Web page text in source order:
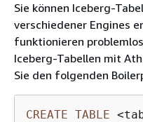
Sie können Iceberg-
verschiedener Engines
funktionieren
Iceberg-Tabellen mit
Sie den folgenden
CREATE TABLE <